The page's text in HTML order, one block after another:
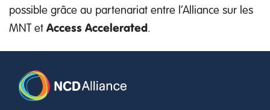
possible grâce au partenariat entre l’Alliance sur les
MNT et Access Accelerated.